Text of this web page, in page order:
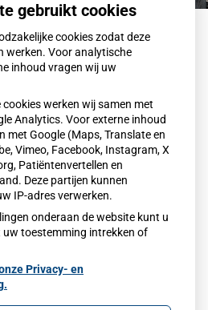
de griep uitnodigingen voor de
komen voor een
verstuurd. De vaccinaties
maandagmiddag 31 oktober
de brief die u van ons krijgt.
griep/ik-wil-griep-voorkomen-
gebruikt cookies
cookies zodat deze
werken. Voor analytische
inhoud vragen wij uw
werken wij samen met
Analytics. Voor externe inhoud
met Google (Maps, Translate en
Vimeo, Facebook, Instagram, X
Patiëntenvertellen en
Deze partijen kunnen
IP-adres verwerken.
onderaan de website kunt u
uw toestemming intrekken of
Privacy- en